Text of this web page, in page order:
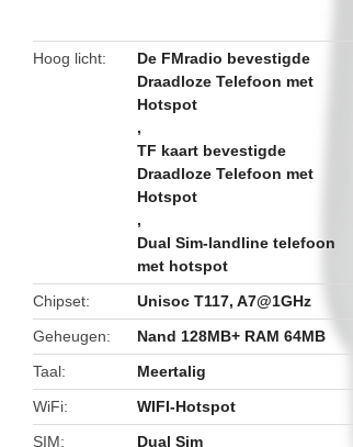
Hoog licht
De FMradio bevestigde
Draadloze Telefoon met
Hotspot
,
TF kaart bevestigde
Draadloze Telefoon met
Hotspot
,
Dual Sim-landline telefoon
met hotspot
Chipset
Unisoc T117, A7@1GHz
Geheugen
Nand 128MB+ RAM 64MB
Taal
Meertalig
WiFi
WIFI-Hotspot
SIM
Dual Sim